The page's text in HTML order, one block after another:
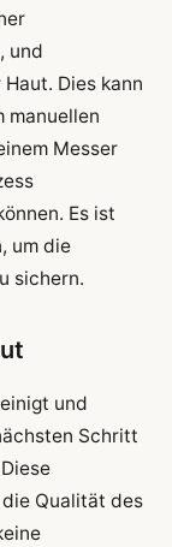
und
Dies kann
manuellen
Messer
Es ist
um die
sichern.
und
Schritt
Qualität des